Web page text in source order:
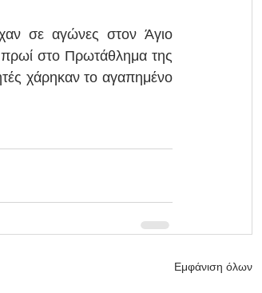
σε αγώνες στον Άγιο
στο Πρωτάθλημα της
χάρηκαν το αγαπημένο
Εμφάνιση όλων